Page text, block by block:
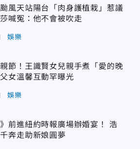
風天站陽台「肉身護植栽」惹議
喊冤：他不會被吹走
娛樂
節！王識賢女兒親手煮「愛的晚
女溫馨互動罕曝光
娛樂
》前進紐約時報廣場辦婚宴！ 浩
奔走助新娘圓夢